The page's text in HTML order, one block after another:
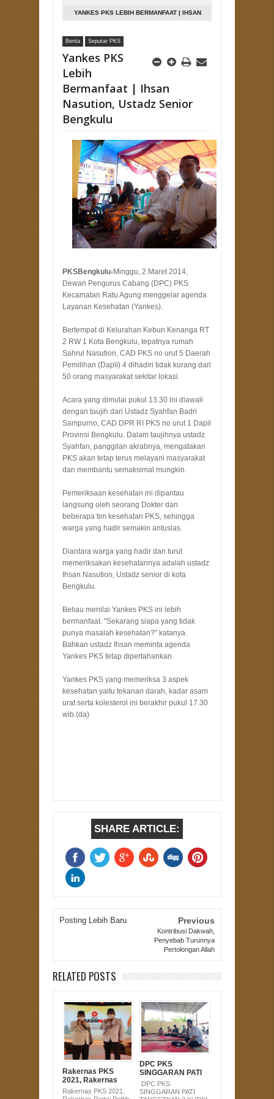
YANKES PKS LEBIH BERMANFAAT | IHSAN
Berita Seputar PKS
Yankes PKS
Lebih
Bermanfaat | Ihsan
Nasution, Ustadz Senior
Bengkulu
PKSBengkulu-Minggu, 2 Maret 2014,
Dewan Pengurus Cabang (DPC) PKS
Kecamatan Ratu Agung menggelar agenda
Layanan Kesehatan (Yankes).
Bertempat di Kelurahan Kebun Kenanga RT
2 RW 1 Kota Bengkulu, tepatnya rumah
Sahrul Nasution, CAD PKS no urut 5 Daerah
Pemilihan (Dapil) 4 dihadiri tidak kurang dari
50 orang masyarakat sekitar lokasi.
Acara yang dimulai pukul 13.30 ini diawali
dengan taujih dari Ustadz Syahfan Badri
Sampurno, CAD DPR RI PKS no urut 1 Dapil
Provinsi Bengkulu. Dalam taujihnya ustadz
Syahfan, panggilan akrabnya, mengatakan
PKS akan tetap terus melayani masyarakat
dan membantu semaksimal mungkin.
Pemeriksaan kesehatan ini dipantau
langsung oleh seorang Dokter dan
beberapa tim kesehatan PKS, sehingga
warga yang hadir semakin antusias.
Diantara warga yang hadir dan turut
memeriksakan kesehatannya adalah ustadz
Ihsan Nasution, Ustadz senior di kota
Bengkulu.
Beliau menilai Yankes PKS ini lebih
bermanfaat. "Sekarang siapa yang tidak
punya masalah kesehatan?" katanya.
Bahkan ustadz Ihsan meminta agenda
Yankes PKS tetap dipertahankan.
Yankes PKS yang memeriksa 3 aspek
kesehatan yaitu tekanan darah, kadar asam
urat serta kolesterol ini berakhir pukul 17.30
wib.(da)
SHARE ARTICLE:
Posting Lebih Baru Previous
Kontribusi Dakwah,
Penyebab Turunnya
Pertolongan Allah
RELATED POSTS
Rakernas PKS
2021, Rakernas
Partai Politik
Terlama di dunia
Rakernas PKS 2021,
DPC PKS
SINGGARAN PATI
TARGETKAN 3
KURSI PADA
DPC PKS
SINGGARAN PATI